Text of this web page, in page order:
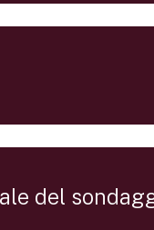
del